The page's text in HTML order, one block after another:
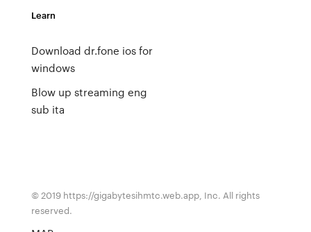
Learn
Download dr.fone ios for
windows
Blow up streaming eng
sub ita
© 2019 https://gigabytesihmtc.web.app, Inc. All rights
reserved.